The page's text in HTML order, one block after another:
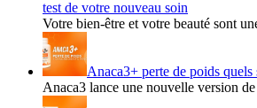
test de votre nouveau soin
Votre bien-être et votre beauté sont
Anaca3+ perte de poids quels
Anaca3 lance une nouvelle version